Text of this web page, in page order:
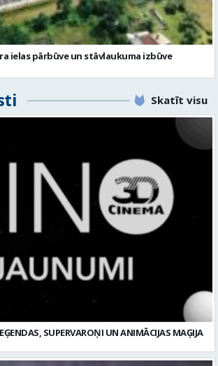
Skatīt visu